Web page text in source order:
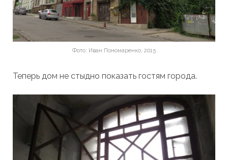
Фото: Иван Пономаренко, 2015
Теперь дом не стыдно показать гостям города.